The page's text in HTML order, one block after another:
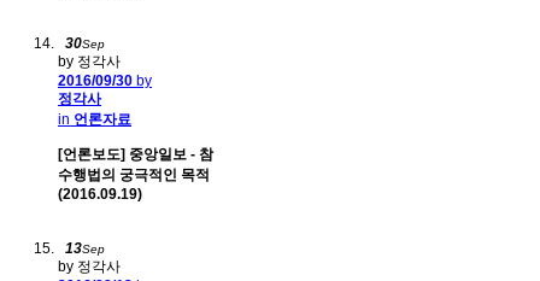
30Sep
by 정각사
2016/09/30 by
정각사
in 언론자료
[언론보도] 중앙일보 - 참
수행법의 궁극적인 목적
(2016.09.19)
13Sep
by 정각사